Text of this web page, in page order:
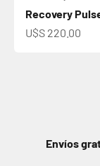
Recovery
Precio de oferta
U$S 220.00
Envíos